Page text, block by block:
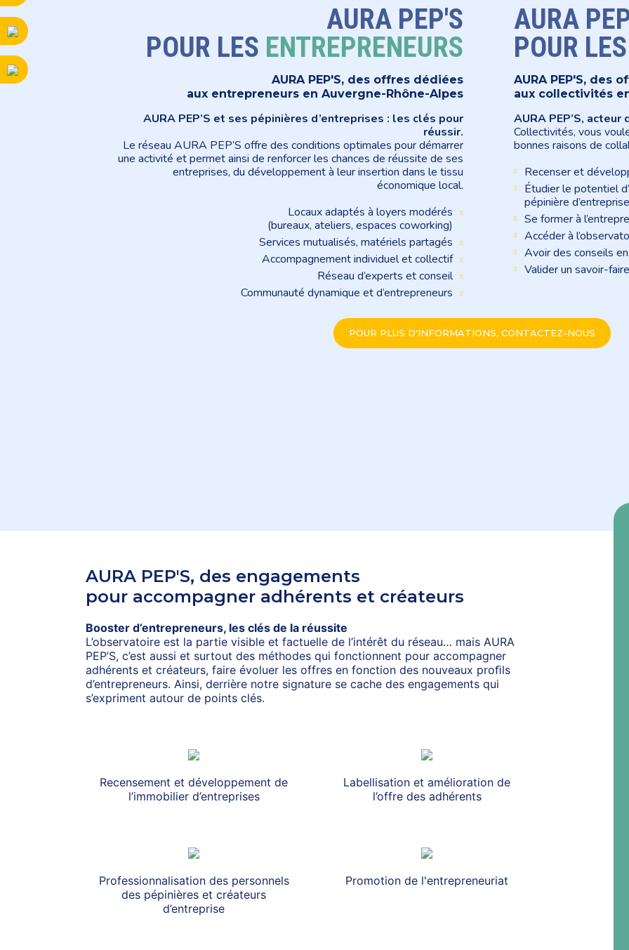
AURA PEP'S
POUR LES ENTREPRENEURS
AURA PEP'S, des offres dédiées
aux entrepreneurs en Auvergne-Rhône-Alpes
AURA PEP’S et ses pépinières d’entreprises : les clés pour
réussir.
Le réseau AURA PEP’S offre des conditions optimales pour démarrer
une activité et permet ainsi de renforcer les chances de réussite de ses
entreprises, du développement à leur insertion dans le tissu
économique local.
Locaux adaptés à loyers modérés
(bureaux, ateliers, espaces coworking)
Services mutualisés, matériels partagés
Accompagnement individuel et collectif
Réseau d’experts et conseil
Communauté dynamique et d’entrepreneurs
AURA
POUR
AURA PEP'S, des
aux collectivités
AURA PEP’S,
Collectivités, vous
bonnes raisons de
Recenser et
Étudier le potentiel
pépinière
Se former à
Accéder à
Avoir des conseils
Valider un savoir-
POUR PLUS D'INFORMATIONS, CONTACTEZ-NOUS
AURA PEP'S, des engagements
pour accompagner adhérents et créateurs
Booster d’entrepreneurs, les clés de la réussite
L’observatoire est la partie visible et factuelle de l’intérêt du réseau… mais AURA
PEP’S, c’est aussi et surtout des méthodes qui fonctionnent pour accompagner
adhérents et créateurs, faire évoluer les offres en fonction des nouveaux proﬁls
d’entrepreneurs. Ainsi, derrière notre signature se cache des engagements qui
s’expriment autour de points clés.
Recensement et développement de
l’immobilier d’entreprises
Labellisation et amélioration de
l’offre des adhérents
Professionnalisation des personnels
des pépinières et créateurs
d’entreprise
Promotion de l'entrepreneuriat